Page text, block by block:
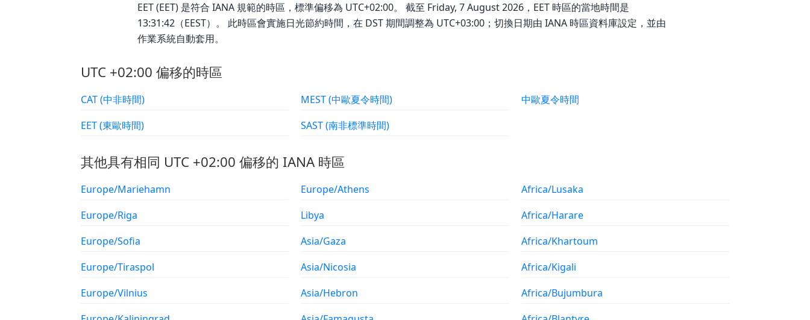
EET (EET) 是符合 IANA 規範的時區，標準偏移為 UTC+02:00。 截至 Friday, 7 August 2026，EET 時區的當地時間是
13:31:42（EEST）。 此時區會實施日光節約時間，在 DST 期間調整為 UTC+03:00；切換日期由 IANA 時區資料庫設定，並由
作業系統自動套用。
UTC +02:00 偏移的時區
CAT (中非時間)
EET (東歐時間)
MEST (中歐夏令時間)
SAST (南非標準時間)
中歐夏令時間
其他具有相同 UTC +02:00 偏移的 IANA 時區
Europe/Mariehamn
Europe/Riga
Europe/Sofia
Europe/Tiraspol
Europe/Vilnius
Europe/Athens
Libya
Asia/Gaza
Asia/Nicosia
Asia/Hebron
Africa/Lusaka
Africa/Harare
Africa/Khartoum
Africa/Kigali
Africa/Bujumbura